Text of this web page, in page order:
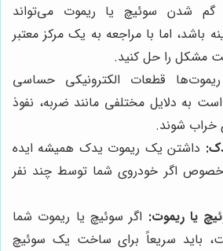
گم شدن سوئیچ یا ریموت می‌تواند
باشد، اما با مراجعه به یک مرکز معتبر
مشکل را حل کنید.
ریموت‌ها قطعات الکترونیکی حساسی
به دلایل مختلفی مانند ضربه، نفوذ
خراب شوند.
داشتن یک ریموت یدک همیشه ایده
اگر خودروی شما توسط چند نفر
یا ریموت: اگر سوئیچ یا ریموت شما
باید سریعاً برای ساخت یک سوئیچ